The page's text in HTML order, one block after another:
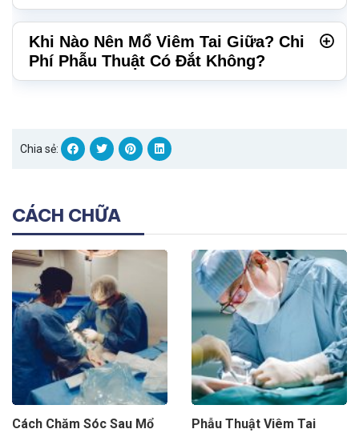
Khi Nào Nên Mổ Viêm Tai Giữa? Chi
Phí Phẫu Thuật Có Đắt Không?
Chia sẻ:
CÁCH CHỮA
Cách Chăm Sóc Sau Mổ
Phẫu Thuật Viêm Tai